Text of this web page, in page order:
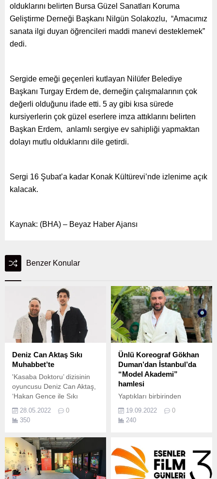
olduklarını belirten Bursa Güzel Sanatları Koruma
Geliştirme Derneği Başkanı Nilgün Solakozlu, “Amacımız
sanata ilgi duyan öğrencileri maddi manevi desteklemek”
dedi.
Sergide emeği geçenleri kutlayan Nilüfer Belediye
Başkanı Turgay Erdem de, derneğin çalışmalarının çok
değerli olduğunu ifade etti. 5 ay gibi kısa sürede
kursiyerlerin çok güzel eserlere imza attıklarını belirten
Başkan Erdem, anlamlı sergiye ev sahipliği yapmaktan
dolayı mutlu olduklarını dile getirdi.
Sergi 16 Şubat’a kadar Konak Kültürevi’nde izlenime açık
kalacak.
Kaynak: (BHA) – Beyaz Haber Ajansı
Benzer Konular
Deniz Can Aktaş Sıkı
Muhabbet’te
'Kasaba Doktoru’ dizisinin
oyuncusu Deniz Can Aktaş,
‘Hakan Gence ile Sıkı
konuk oldu.
28.05.2022
0
350
Ünlü Koreograf Gökhan
Duman’dan İstanbul’da
“Model Akademi”
hamlesi
Yaptıkları birbirinden
organizasyonlarıyla adından
söz ettiren Duman Ajans'ın
Gökhan Duman ülkemizde
kariyerine "model" olarak
devam etmek isteyen
gençlere profesyonel bir
19.09.2022
0
240